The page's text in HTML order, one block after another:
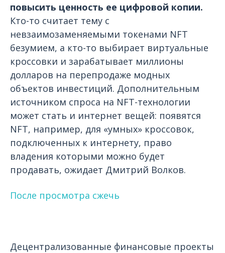
повысить ценность ее цифровой копии.
Кто-то считает тему с
невзаимозаменяемыми токенами NFT
безумием, а кто-то выбирает виртуальные
кроссовки и зарабатывает миллионы
долларов на перепродаже модных
объектов инвестиций. Дополнительным
источником спроса на NFT-технологии
может стать и интернет вещей: появятся
NFT, например, для «умных» кроссовок,
подключенных к интернету, право
владения которыми можно будет
продавать, ожидает Дмитрий Волков.
После просмотра сжечь
Децентрализованные финансовые проекты